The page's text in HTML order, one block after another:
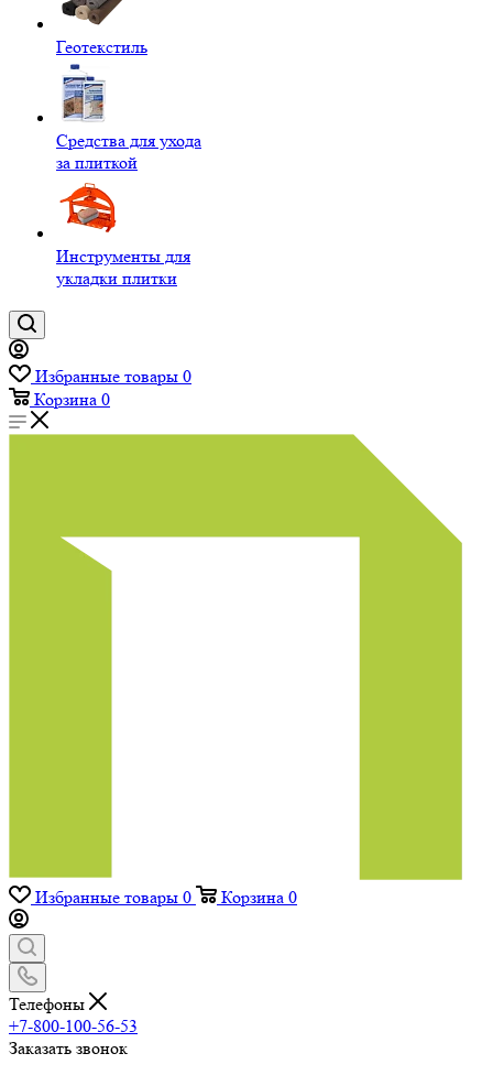
Геотекстиль
Средства для ухода
за плиткой
Инструменты для
укладки плитки
Избранные товары 0
Корзина 0
Избранные товары 0 Корзина 0
Телефоны
+7-800-100-56-53
Заказать звонок